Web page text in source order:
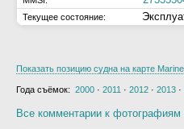
Текущее состояние:
Показать позицию судна на карте
Года съёмок: 2000 · 2011 · 2012 · 2013 ·
Все комментарии к фотографиям